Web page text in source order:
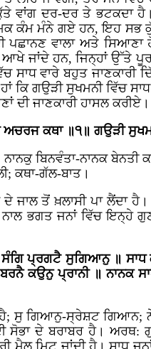
ਕੁੱਤੇ ਵਾਂਗ ਦਰ-ਦਰ ਤੇ
ਕੰਮ ਮੰਨੇ ਗਏ ਹਨ, ਇਹ ਸਭ
ਵਾਲਾ ਅਤੇ ਸਿਆਣਾ
ਆਖੇ ਜਾਂਦੇ ਹਨ, ਜਿਨ੍ਹਾਂ ਉੱਤੇ
ਵਾਰੇ ਬਹੁਤ ਜਾਣਕਾਰੀ
ਕਿ ਗਉੜੀ ਸੁਖਮਨੀ ਵਿੱਚ
ਦੀ ਜਾਣਕਾਰੀ ਹਾਸਲ ਕਰੀਏ।
ਕਥਾ ॥੧॥ ਗਉੜੀ
ਬਿਨਵੰਤਾ-ਨਾਨਕ ਬੇਨਤੀ
ਕਥਾ-ਗੱਲ-ਬਾਤ।
ਤੋਂ ਖ਼ਲਾਸੀ ਪਾ ਲੈਂਦਾ
ਨਾਲ ਭਗਤ ਜਨਾਂ ਵਿੱਚ ਇਨ੍ਹੇ
ਪ੍ਰਗਟੈ ਸੁਗਿਆਨੁ ॥ ਸਾਧ
ਕਉਨੁ ਪ੍ਰਾਨੀ ॥ ਨਾਨਕ
ਸੁ ਗਿਆਨੁ-ਸ੍ਰੇਸ਼ਟ ਗਿਆਨ;
ਦੇ ਬਰਾਬਰ ਹੈ। ਅਰਥ:
ਮੈਲ ਮਿਟ ਜਾਂਦੀ ਹੈ। ਸਾਧ